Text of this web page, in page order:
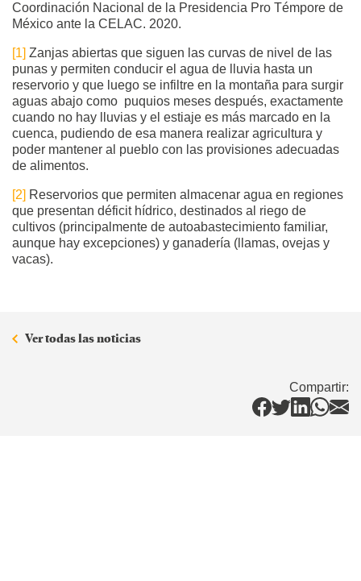
Coordinación Nacional de la Presidencia Pro Témpore de
México ante la CELAC. 2020.
[1] Zanjas abiertas que siguen las curvas de nivel de las
punas y permiten conducir el agua de lluvia hasta un
reservorio y que luego se infiltre en la montaña para surgir
aguas abajo como puquios meses después, exactamente
cuando no hay lluvias y el estiaje es más marcado en la
cuenca, pudiendo de esa manera realizar agricultura y
poder mantener al pueblo con las provisiones adecuadas
de alimentos.
[2] Reservorios que permiten almacenar agua en regiones
que presentan déficit hídrico, destinados al riego de
cultivos (principalmente de autoabastecimiento familiar,
aunque hay excepciones) y ganadería (llamas, ovejas y
vacas).
Ver todas las noticias
Compartir: